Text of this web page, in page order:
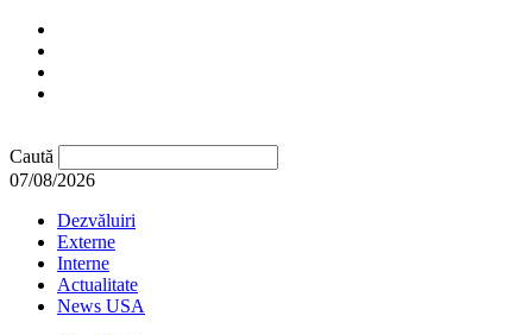
Caută
07/08/2026
Dezvăluiri
Externe
Interne
Actualitate
News USA